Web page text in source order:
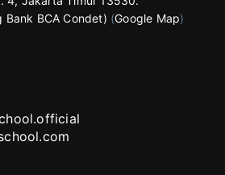
Bank BCA Condet) (Google Map)